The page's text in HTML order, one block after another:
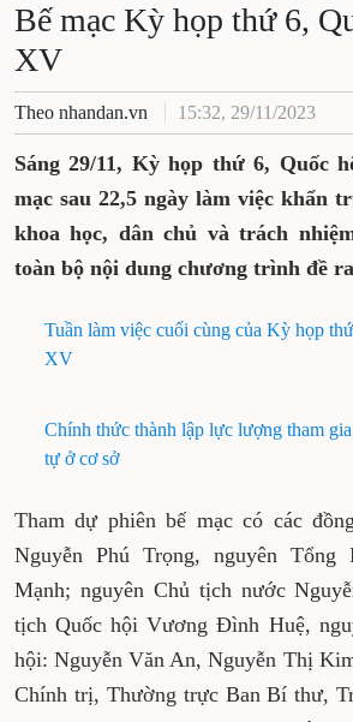
Bế mạc Kỳ họp thứ 6,
XV
Theo nhandan.vn 15:32, 29/11/2023
Sáng 29/11, Kỳ họp thứ 6, Quốc
mạc sau 22,5 ngày làm việc khẩn
khoa học, dân chủ và trách
toàn bộ nội dung chương trình đề
Tuần làm việc cuối cùng của Kỳ họp
XV
Chính thức thành lập lực lượng tham
tự ở cơ sở
Tham dự phiên bế mạc có các
Nguyễn Phú Trọng, nguyên
Mạnh; nguyên Chủ tịch nước
tịch Quốc hội Vương Đình Huệ,
hội: Nguyễn Văn An, Nguyễn Thị
Chính trị, Thường trực Ban Bí thư,